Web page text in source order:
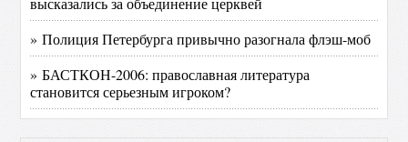
» Полиция Петербурга привычно разогнала флэш-моб
» БАСТКОН-2006: православная литература
становится серьезным игроком?